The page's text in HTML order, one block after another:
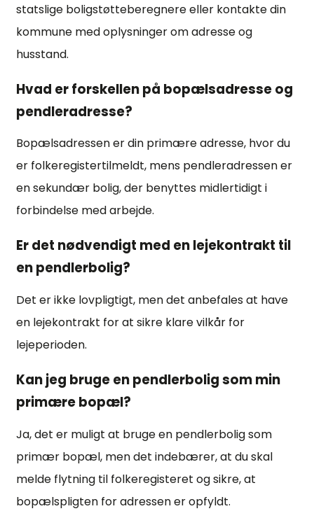
statslige boligstøtteberegnere eller kontakte din
kommune med oplysninger om adresse og
husstand.
Hvad er forskellen på bopælsadresse og
pendleradresse?
Bopælsadressen er din primære adresse, hvor du
er folkeregistertilmeldt, mens pendleradressen er
en sekundær bolig, der benyttes midlertidigt i
forbindelse med arbejde.
Er det nødvendigt med en lejekontrakt til
en pendlerbolig?
Det er ikke lovpligtigt, men det anbefales at have
en lejekontrakt for at sikre klare vilkår for
lejeperioden.
Kan jeg bruge en pendlerbolig som min
primære bopæl?
Ja, det er muligt at bruge en pendlerbolig som
primær bopæl, men det indebærer, at du skal
melde flytning til folkeregisteret og sikre, at
bopælspligten for adressen er opfyldt.